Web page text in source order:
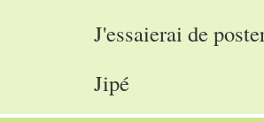
J'essaierai de
Jipé